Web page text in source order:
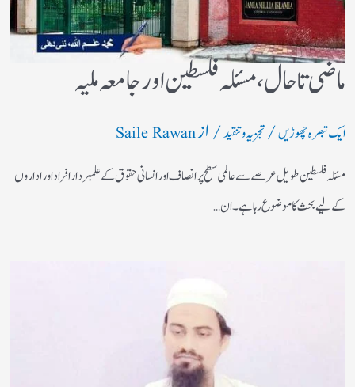
ماضی تا حال، مسئلہ فلسطین اور جامعہ ملیہ
ایک تبصرہ چھوڑیں/تجزیہ و تنقید/ ازSaile Rawan
مسئلہ فلسطین طویل عرصے سے عالمی سطح پر انصاف اور انسانی حقوق کے علمبردار افراد اور اداروں
کے لیے بحث کا موضوع رہا ہے۔ ان…